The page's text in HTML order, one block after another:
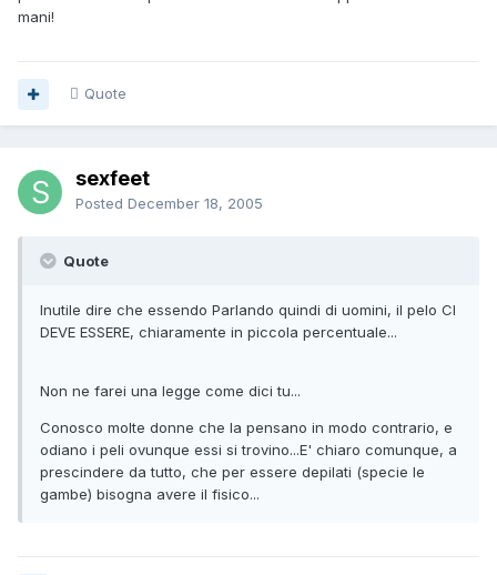
mani!
Quote
sexfeet
Posted December 18, 2005
Quote
Inutile dire che essendo Parlando quindi di uomini, il pelo CI
DEVE ESSERE, chiaramente in piccola percentuale...
Non ne farei una legge come dici tu...
Conosco molte donne che la pensano in modo contrario, e
odiano i peli ovunque essi si trovino...E' chiaro comunque, a
prescindere da tutto, che per essere depilati (specie le
gambe) bisogna avere il fisico...